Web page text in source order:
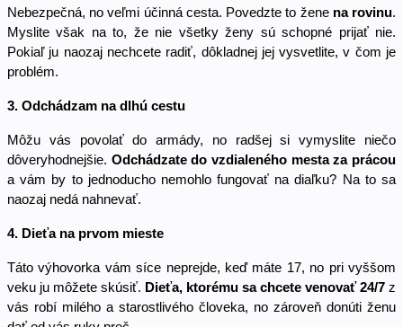
Nebezpečná, no veľmi účinná cesta. Povedzte to žene na rovinu.
Myslite však na to, že nie všetky ženy sú schopné prijať nie.
Pokiaľ ju naozaj nechcete radiť, dôkladnej jej vysvetlite, v čom je
problém.
3. Odchádzam na dlhú cestu
Môžu vás povolať do armády, no radšej si vymyslite niečo
dôveryhodnejšie. Odchádzate do vzdialeného mesta za prácou
a vám by to jednoducho nemohlo fungovať na diaľku? Na to sa
naozaj nedá nahnevať.
4. Dieťa na prvom mieste
Táto výhovorka vám síce neprejde, keď máte 17, no pri vyššom
veku ju môžete skúsiť. Dieťa, ktorému sa chcete venovať 24/7 z
vás robí milého a starostlivého človeka, no zároveň donúti ženu